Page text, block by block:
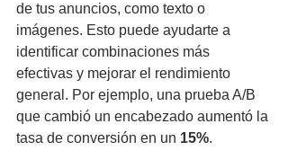
de tus anuncios, como texto o
imágenes. Esto puede ayudarte a
identificar combinaciones más
efectivas y mejorar el rendimiento
general. Por ejemplo, una prueba A/B
que cambió un encabezado aumentó la
tasa de conversión en un 15%.